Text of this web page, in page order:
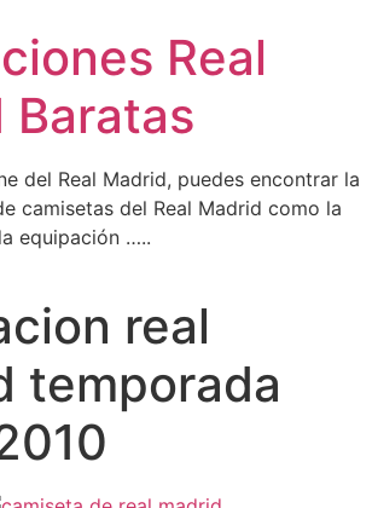
Real
Baratas
del Real Madrid, puedes encontrar la
camisetas del Real Madrid como la
equipación …..
real
temporada